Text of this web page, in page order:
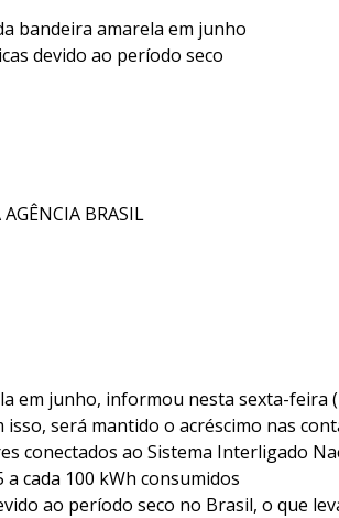
bandeira amarela em junho
devido ao período seco
BRASIL
em junho, informou nesta sexta-feira
isso, será mantido o acréscimo nas
conectados ao Sistema Interligado
cada 100 kWh consumidos
ao período seco no Brasil, o que